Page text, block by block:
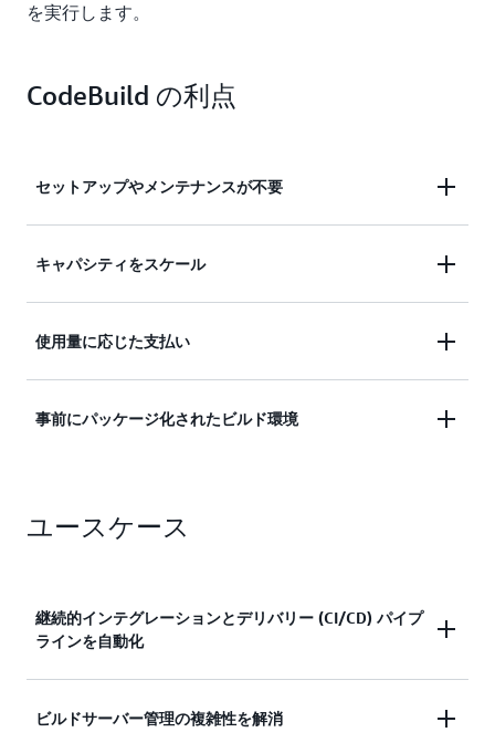
を実行します。
CodeBuild の利点
セットアップやメンテナンスが不要
独自のビルドサーバーをセットアップ、管理、また
詳細はこちら
キャパシティをスケール
キャパシティを自動的にスケールして、ビルドがキ
詳細はこちら
使用量に応じた支払い
使用したビルド分の料金のみを支払います。
事前にパッケージ化されたビルド環境
のビルド環境を使用して、独自のキーでアーティフ
詳細はこちら
ユースケース
継続的インテグレーションとデリバリー (CI/CD) パイプ
ラインを自動化
複数のデプロイ環境を通じてコード変更をプロモー
ビルドサーバー管理の複雑性を解消